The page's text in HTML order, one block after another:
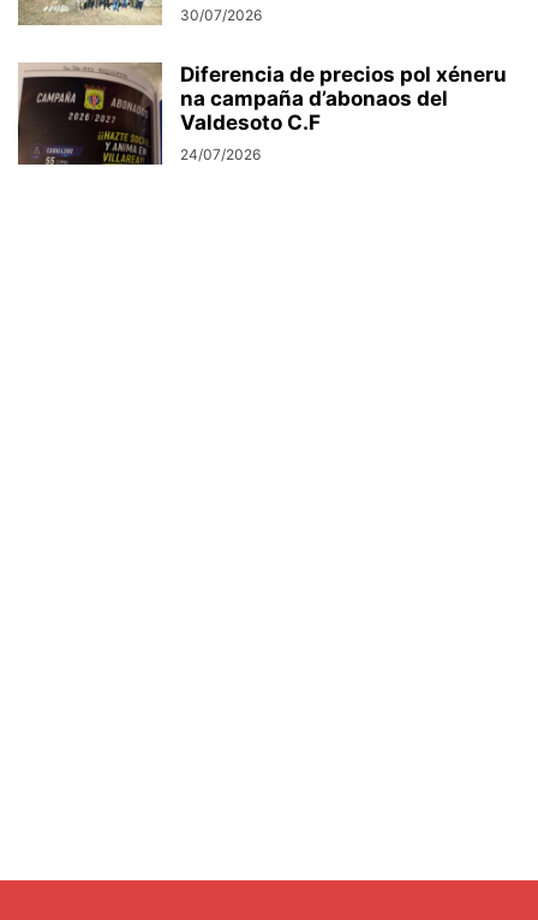
30/07/2026
Diferencia de precios pol xéneru
na campaña d’abonaos del
Valdesoto C.F
24/07/2026